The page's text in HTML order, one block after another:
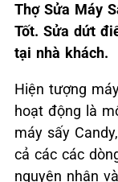
Thợ Sửa Máy
Tốt. Sửa dứt
tại nhà khách.
Hiện tượng
hoạt động là
máy sấy
cả các các
nguyên nhân